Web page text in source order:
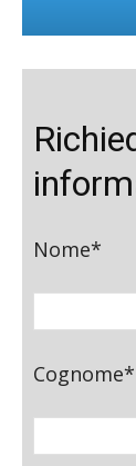
Nome*
Cognome*